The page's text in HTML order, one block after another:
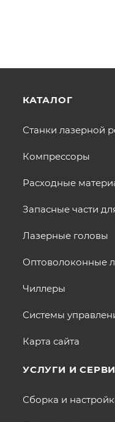
КАТАЛОГ
Станки лазерной
Компрессоры
Расходные
Запасные части
Лазерные головы
Оптоволоконные
Чиллеры
Системы
Карта сайта
УСЛУГИ И
Сборка и